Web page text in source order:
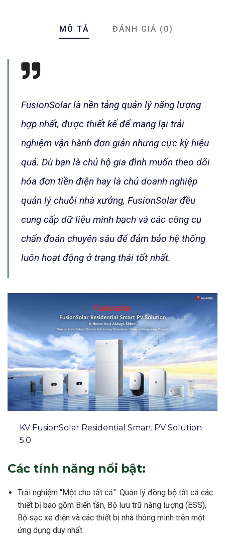
MÔ TẢ ĐÁNH GIÁ (0)
FusionSolar là nền tảng quản lý năng lượng
hợp nhất, được thiết kế để mang lại trải
nghiệm vận hành đơn giản nhưng cực kỳ hiệu
quả. Dù bạn là chủ hộ gia đình muốn theo dõi
hóa đơn tiền điện hay là chủ doanh nghiệp
quản lý chuỗi nhà xưởng, FusionSolar đều
cung cấp dữ liệu minh bạch và các công cụ
chẩn đoán chuyên sâu để đảm bảo hệ thống
luôn hoạt động ở trạng thái tốt nhất.
KV FusionSolar Residential Smart PV Solution
5.0
Các tính năng nổi bật:
Trải nghiệm “Một cho tất cả”: Quản lý đồng bộ tất cả các
thiết bị bao gồm Biến tần, Bộ lưu trữ năng lượng (ESS),
Bộ sạc xe điện và các thiết bị nhà thông minh trên một
ứng dụng duy nhất.